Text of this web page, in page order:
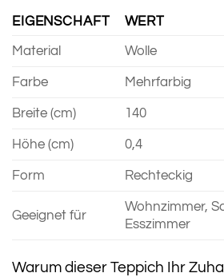
EIGENSCHAFT WERT
Material Wolle
Farbe Mehrfarbig
Breite (cm) 140
Höhe (cm) 0,4
Form Rechteckig
Geeignet für
Wohnzimmer,
Esszimmer
Warum dieser Teppich Ihr